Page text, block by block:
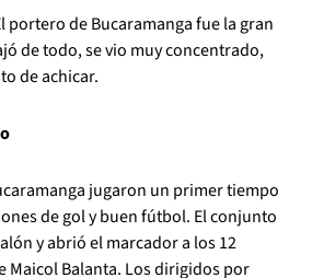
portero de Bucaramanga fue la gran
de todo, se vio muy concentrado,
de achicar.
jugaron un primer tiempo
de gol y buen fútbol. El conjunto
y abrió el marcador a los 12
Maicol Balanta. Los dirigidos por